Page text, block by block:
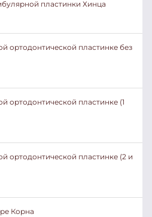
пластинки Хинца
ортодонтической пластинке без
ортодонтической пластинке (1
ортодонтической пластинке (2 и
Корна